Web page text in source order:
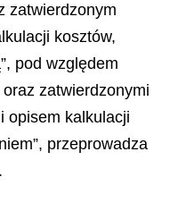
zatwierdzonym
kosztów,
pod względem
zatwierdzonymi
opisem kalkulacji
przeprowadza